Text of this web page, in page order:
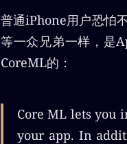
普通iPhone用户恐怕
等一众兄弟一样，是
CoreML的：
Core ML lets you
your app. In